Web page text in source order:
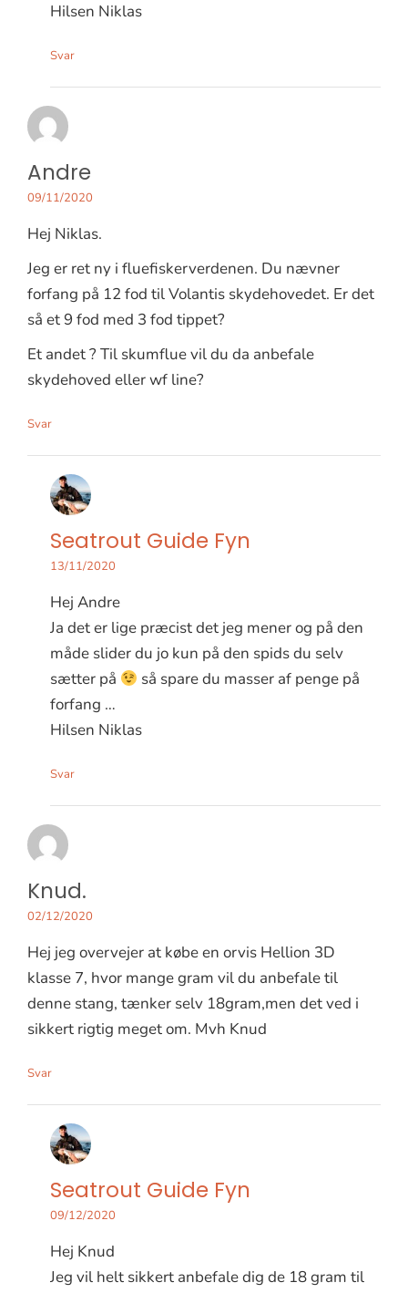
Hilsen Niklas
Svar
Andre
09/11/2020
Hej Niklas.
Jeg er ret ny i fluefiskerverdenen. Du nævner
forfang på 12 fod til Volantis skydehovedet. Er det
så et 9 fod med 3 fod tippet?
Et andet ? Til skumflue vil du da anbefale
skydehoved eller wf line?
Svar
Seatrout Guide Fyn
13/11/2020
Hej Andre
Ja det er lige præcist det jeg mener og på den
måde slider du jo kun på den spids du selv
sætter på
så spare du masser af penge på
forfang …
Hilsen Niklas
Svar
Knud.
02/12/2020
Hej jeg overvejer at købe en orvis Hellion 3D
klasse 7, hvor mange gram vil du anbefale til
denne stang, tænker selv 18gram,men det ved i
sikkert rigtig meget om. Mvh Knud
Svar
Seatrout Guide Fyn
09/12/2020
Hej Knud
Jeg vil helt sikkert anbefale dig de 18 gram til